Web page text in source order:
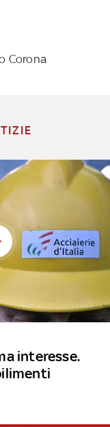
Corona
interesse.